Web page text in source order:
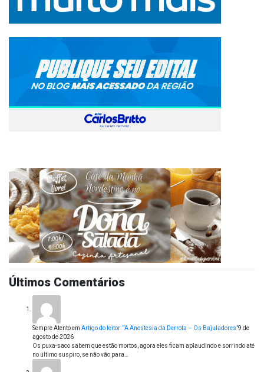
Últimos Comentários
Sempre Atentoem Artigo do leitor: “A Anestesia da Derrota – Os Bajuladores”9 de
agosto de 2026
Os puxa-saco sabem que estão mortos, agora eles ficam aplaudindo e sorrindo até
no último suspiro, se não vão para…